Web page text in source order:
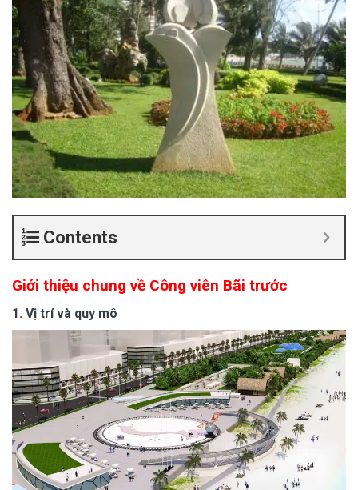
Contents
Giới thiệu chung về Công viên Bãi trước
1. Vị trí và quy mô